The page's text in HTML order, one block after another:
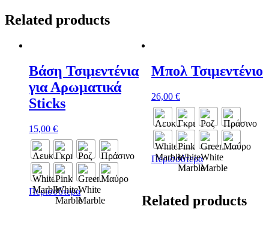
Related products
Βάση Τσιμεντένια
για Αρωματικά
Sticks
15,00 €
Περισσότερα
Μπολ Τσιμεντένιο
26,00 €
Περισσότερα
Related products